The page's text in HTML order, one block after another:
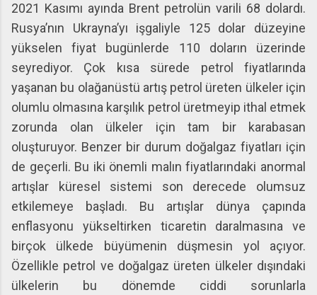
2021 Kasımı ayında Brent petrolün varili 68 dolardı.
Rusya’nın Ukrayna’yı işgaliyle 125 dolar düzeyine
yükselen fiyat bugünlerde 110 doların üzerinde
seyrediyor. Çok kısa sürede petrol fiyatlarında
yaşanan bu olağanüstü artış petrol üreten ülkeler için
olumlu olmasına karşılık petrol üretmeyip ithal etmek
zorunda olan ülkeler için tam bir karabasan
oluşturuyor. Benzer bir durum doğalgaz fiyatları için
de geçerli. Bu iki önemli malın fiyatlarındaki anormal
artışlar küresel sistemi son derecede olumsuz
etkilemeye başladı. Bu artışlar dünya çapında
enflasyonu yükseltirken ticaretin daralmasına ve
birçok ülkede büyümenin düşmesin yol açıyor.
Özellikle petrol ve doğalgaz üreten ülkeler dışındaki
ülkelerin bu dönemde ciddi sorunlarla